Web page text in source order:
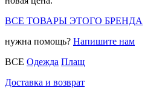
ВСЕ ТОВАРЫ ЭТОГО БРЕНДА
нужна помощь? Напишите нам
ВСЕ Одежда Плащ
Доставка и возврат